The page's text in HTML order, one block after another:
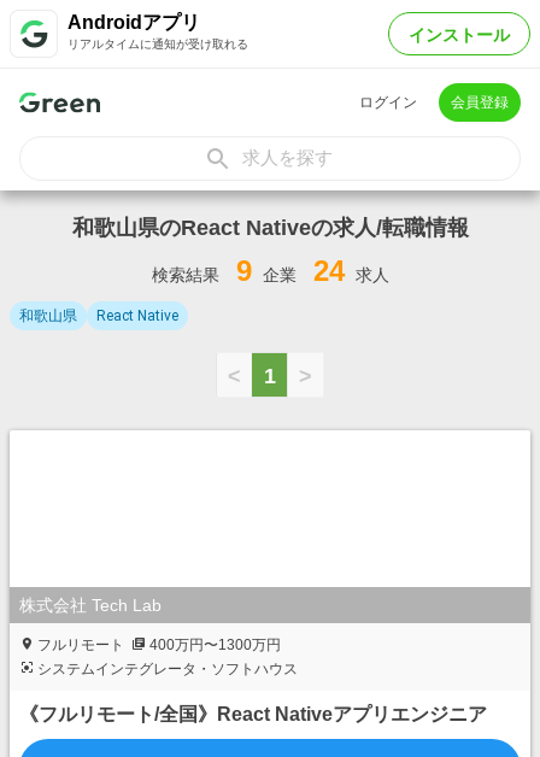
Androidアプリ
リアルタイムに通知が受け取れる インストール
ログイン 会員登録
求人を探す
和歌山県のReact Nativeの求人/転職情報
検索結果 9 企業 24 求人
和歌山県 React Native
< 1 >
株式会社 Tech Lab
フルリモート
400万円〜1300万円
システムインテグレータ・ソフトハウス
《フルリモート/全国》React Nativeアプリエンジニア